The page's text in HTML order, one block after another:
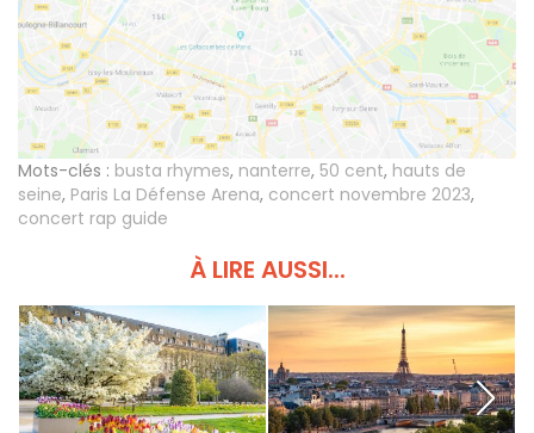
Mots-clés : busta rhymes, nanterre, 50 cent, hauts de
seine, Paris La Défense Arena, concert novembre 2023,
concert rap guide
À LIRE AUSSI...